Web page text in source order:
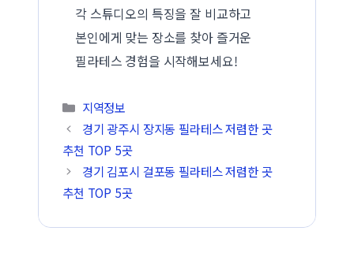
각 스튜디오의 특징을 잘 비교하고
본인에게 맞는 장소를 찾아 즐거운
필라테스 경험을 시작해보세요!
카테고리
지역정보
경기 광주시 장지동 필라테스 저렴한 곳
추천 TOP 5곳
경기 김포시 걸포동 필라테스 저렴한 곳
추천 TOP 5곳